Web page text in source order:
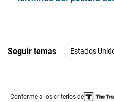
Seguir temas Estados
Conforme a los criterios de